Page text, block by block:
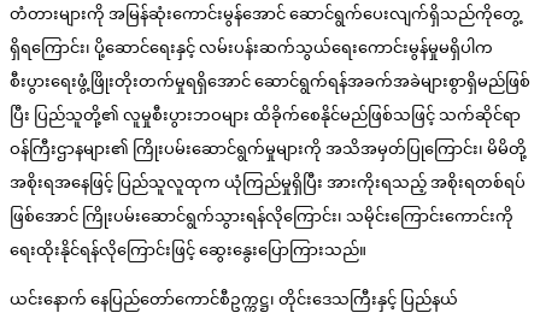
တံတားများကို အမြန်ဆုံးကောင်းမွန်အောင် ဆောင်ရွက်ပေးလျက်ရှိသည်ကိုတွေ့
ရှိရကြောင်း၊ ပို့ဆောင်ရေးနှင့် လမ်းပန်းဆက်သွယ်ရေးကောင်းမွန်မှုမရှိပါက
စီးပွားရေးဖွံ့ဖြိုးတိုးတက်မှုရရှိအောင် ဆောင်ရွက်ရန်အခက်အခဲများစွာရှိမည်ဖြစ်
ပြီး ပြည်သူတို့၏ လူမှုစီးပွားဘဝများ ထိခိုက်စေနိုင်မည်ဖြစ်သဖြင့် သက်ဆိုင်ရာ
ဝန်ကြီးဌာနများ၏ ကြိုးပမ်းဆောင်ရွက်မှုများကို အသိအမှတ်ပြုကြောင်း၊ မိမိတို့
အစိုးရအနေဖြင့် ပြည်သူလူထုက ယုံကြည်မှုရှိပြီး အားကိုးရသည့် အစိုးရတစ်ရပ်
ဖြစ်အောင် ကြိုးပမ်းဆောင်ရွက်သွားရန်လိုကြောင်း၊ သမိုင်းကြောင်းကောင်းကို
ရေးထိုးနိုင်ရန်လိုကြောင်းဖြင့် ဆွေးနွေးပြောကြားသည်။
ယင်းနောက် နေပြည်တော်ကောင်စီဥက္ကဋ္ဌ၊ တိုင်းဒေသကြီးနှင့် ပြည်နယ်